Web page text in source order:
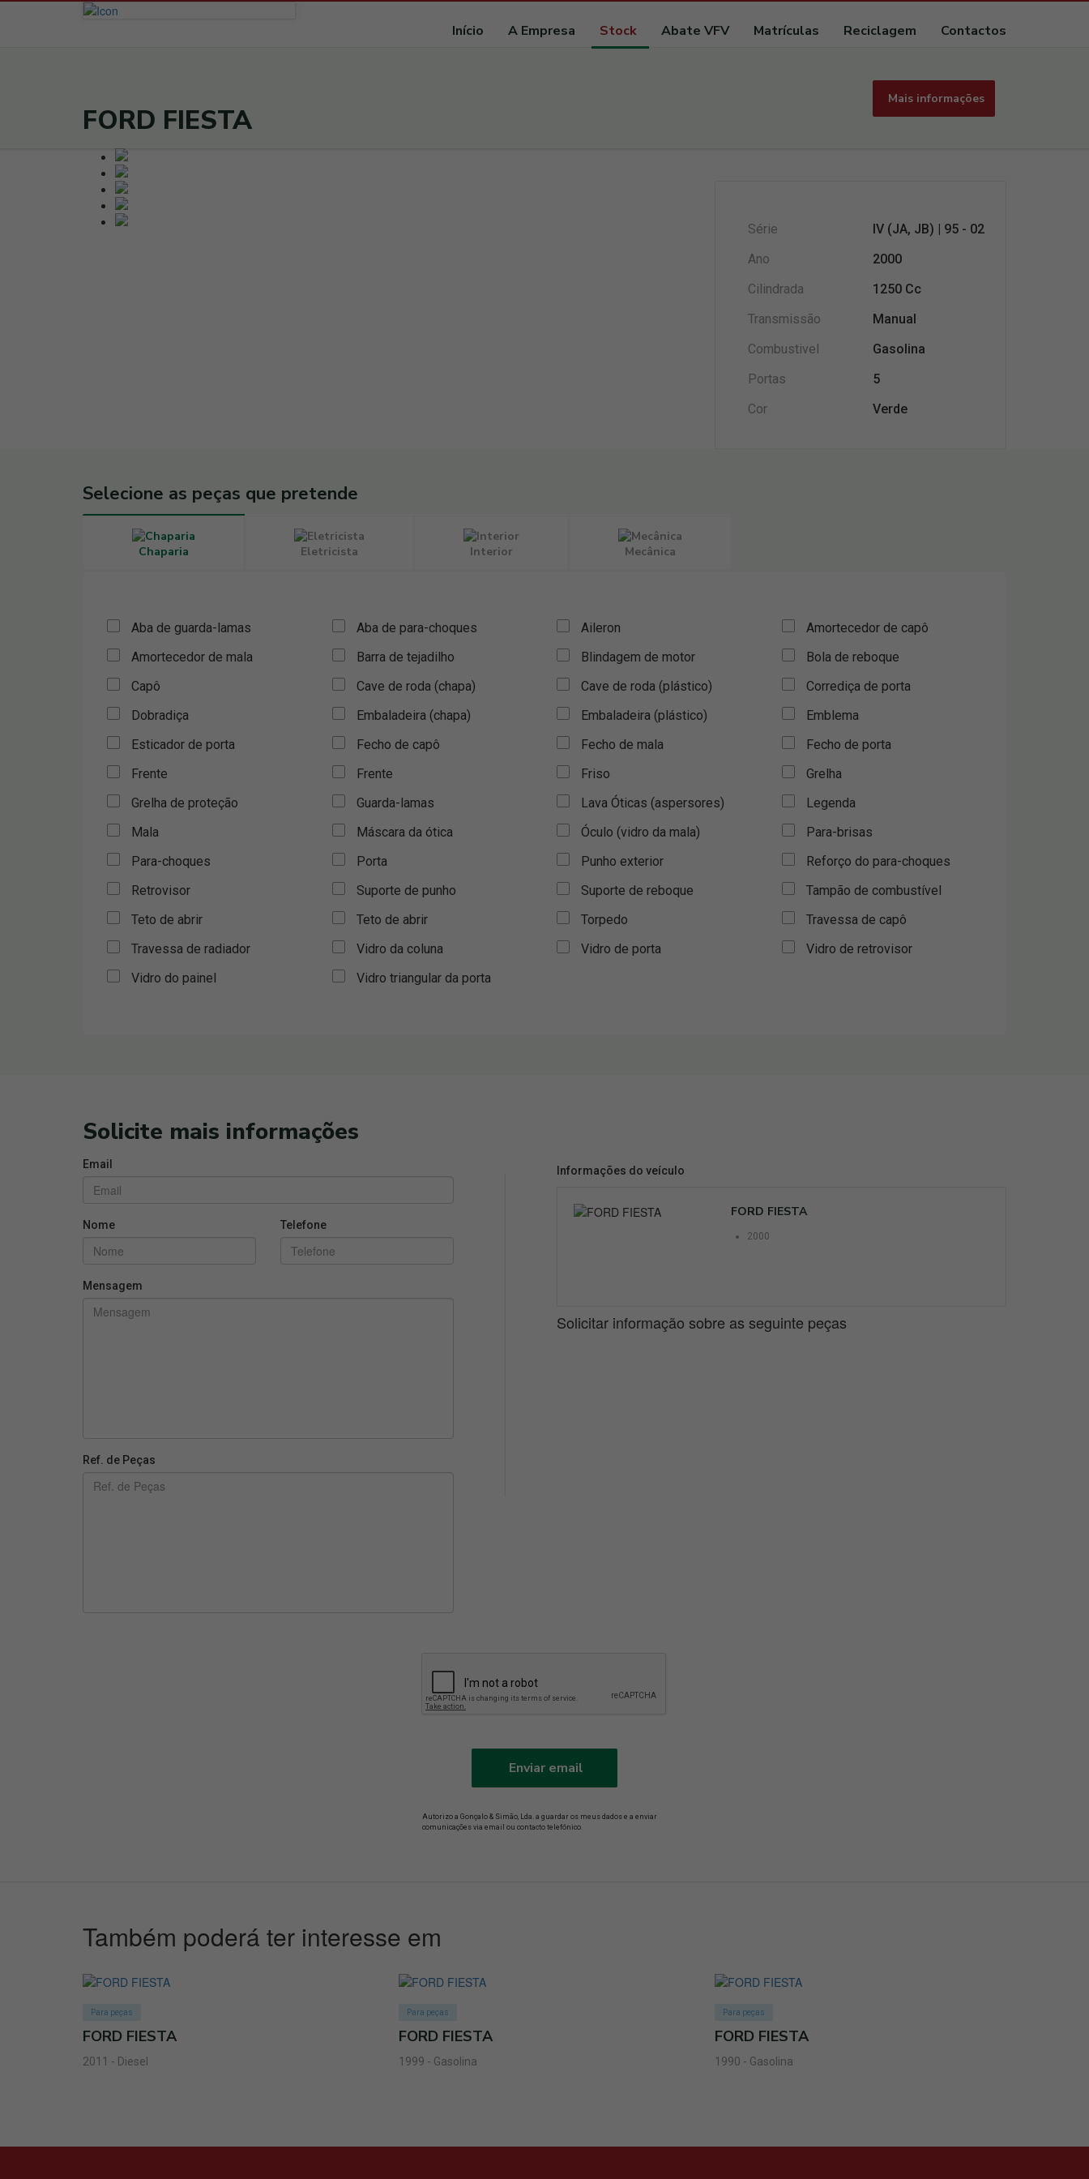
Início A Empresa Stock Abate VFV Matrículas Reciclagem Contactos
FORD FIESTA
Mais informações
Série
IV (JA, JB) | 95 - 02
Ano
2000
Cilindrada
1250 Cc
Transmissão
Manual
Combustivel
Gasolina
Portas
5
Cor
Verde
Selecione as peças que pretende
Chaparia Eletricista Interior Mecânica
Aba de guarda-lamas Aba de para-choques Aileron
Amortecedor de capô
Amortecedor de mala
Barra de tejadilho Blindagem de motor
Bola de reboque
Capô
Cave de roda (chapa) Cave de roda (plástico)
Corrediça de porta
Dobradiça
Embaladeira (chapa) Embaladeira (plástico)
Emblema
Esticador de porta
Fecho de capô Fecho de mala
Fecho de porta
Frente
Frente Friso
Grelha
Grelha de proteção
Guarda-lamas Lava Óticas (aspersores)
Legenda
Mala
Máscara da ótica Óculo (vidro da mala)
Para-brisas
Para-choques
Porta Punho exterior
Reforço do para-choques
Retrovisor
Suporte de punho Suporte de reboque
Tampão de combustível
Teto de abrir
Teto de abrir Torpedo
Travessa de capô
Travessa de radiador
Vidro da coluna Vidro de porta
Vidro de retrovisor
Vidro do painel
Vidro triangular da porta
Solicite mais informações
Email
Nome Telefone
Mensagem
Ref. de Peças
Informações do veículo
FORD FIESTA
2000
Solicitar informação sobre as seguinte peças
Enviar email
Autorizo a Gonçalo & Simão, Lda. a guardar os meus dados e a enviar
comunicações via email ou contacto telefónico.
Também poderá ter interesse em
Para peças
FORD FIESTA
2011 - Diesel
Para peças
FORD FIESTA
1999 - Gasolina
Para peças
FORD FIESTA
1990 - Gasolina